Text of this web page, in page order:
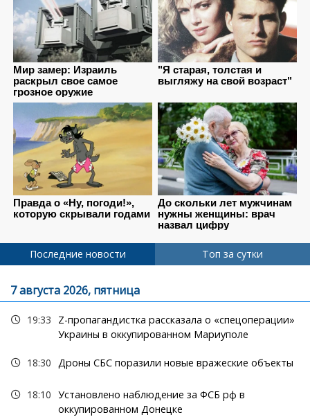
Последние новости Топ за сутки
7 августа 2026, пятница
19:33
Z-пропагандистка рассказала о «спецоперации»
Украины в оккупированном Мариуполе
18:30 Дроны СБС поразили новые вражеские объекты
18:10 Установлено наблюдение за ФСБ рф в
оккупированном Донецке